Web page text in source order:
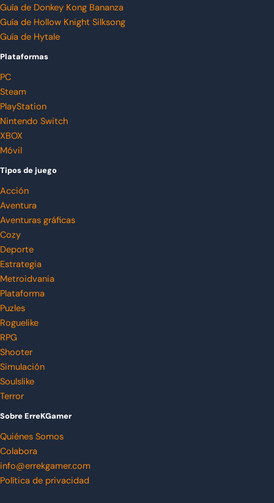
Guía de Donkey Kong Bananza
Guía de Hollow Knight Silksong
Guía de Hytale
Plataformas
PC
Steam
PlayStation
Nintendo Switch
XBOX
Móvil
Tipos de juego
Acción
Aventura
Aventuras gráficas
Cozy
Deporte
Estrategia
Metroidvania
Plataforma
Puzles
Roguelike
RPG
Shooter
Simulación
Soulslike
Terror
Sobre ErreKGamer
Quiénes Somos
Colabora
info@errekgamer.com
Política de privacidad